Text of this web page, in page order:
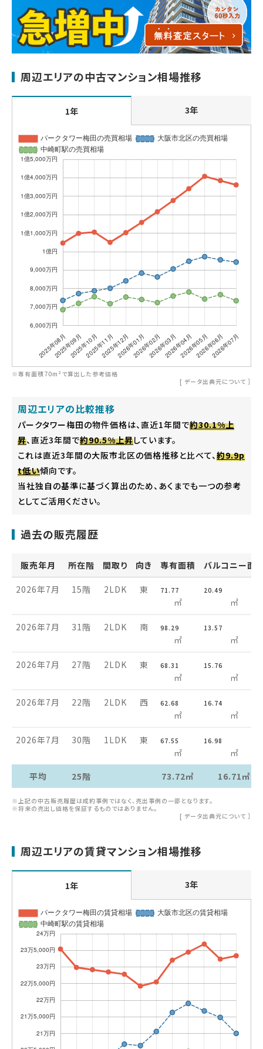
周辺エリアの中古マンション相場推移
1年 3年
※専有面積70m²で算出した参考価格
[ データ出典元について ］
周辺エリアの比較推移
パークタワー梅田の物件価格は、直近1年間で約30.1%上
昇、直近3年間で約90.5%上昇しています。
これは直近3年間の大阪市北区の価格推移と比べて、約9.9p
t低い傾向です。
当社独自の基準に基づく算出のため、あくまでも一つの参考
としてご活用ください。
過去の販売履歴
販売年月 所在階 間取り 向き 専有面積 バルコニー面
2026年7月 15階 2LDK 東 71.77
㎡
20.49
㎡
2026年7月 31階 2LDK 南 98.29
㎡
13.57
㎡
2026年7月 27階 2LDK 東 68.31
㎡
15.76
㎡
2026年7月 22階 2LDK 西 62.68
㎡
16.74
㎡
2026年7月 30階 1LDK 東 67.55
㎡
16.98
㎡
平均
25階 73.72㎡ 16.71㎡
※上記の中古販売履歴は成約事例ではなく、売出事例の一部となります。
※将来の売出し価格を保証するものではありません。
[ データ出典元について ］
周辺エリアの賃貸マンション相場推移
1年 3年